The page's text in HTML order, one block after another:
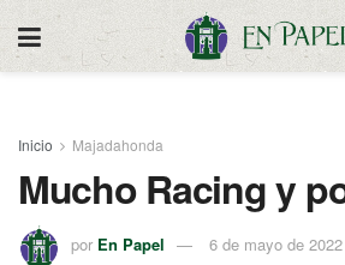
Inicio Majadahonda
Mucho Racing y
por En Papel 6 de mayo de 2022